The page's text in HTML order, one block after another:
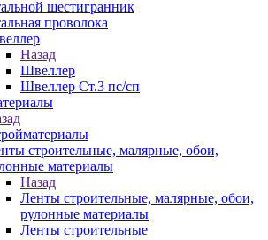
шестигранник
проволока
Назад
Швеллер
Швеллер Ст.3 пс/сп
строительные, малярные, обои,
материалы
Назад
Ленты строительные, малярные, обои,
рулонные материалы
Ленты строительные